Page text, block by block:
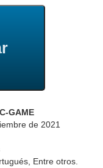
GAME
de 2021
Entre otros.